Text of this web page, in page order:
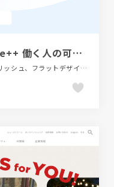
株式会社ジンザイベース｜Be++ 働く人の可能性を 最大化する
イラスト、コーポレートサイト、スタイリッシュ、フラットデザイン、ブルー系、金融・法律・人材・専門職